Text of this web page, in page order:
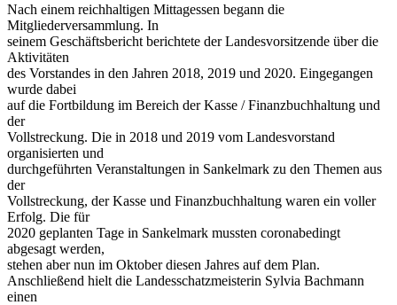
Nach einem reichhaltigen Mittagessen begann die
Mitgliederversammlung. In
seinem Geschäftsbericht berichtete der Landesvorsitzende über die
Aktivitäten
des Vorstandes in den Jahren 2018, 2019 und 2020. Eingegangen
wurde dabei
auf die Fortbildung im Bereich der Kasse / Finanzbuchhaltung und
der
Vollstreckung. Die in 2018 und 2019 vom Landesvorstand
organisierten und
durchgeführten Veranstaltungen in Sankelmark zu den Themen aus
der
Vollstreckung, der Kasse und Finanzbuchhaltung waren ein voller
Erfolg. Die für
2020 geplanten Tage in Sankelmark mussten coronabedingt
abgesagt werden,
stehen aber nun im Oktober diesen Jahres auf dem Plan.
Anschließend hielt die Landesschatzmeisterin Sylvia Bachmann
einen